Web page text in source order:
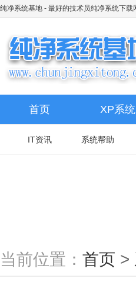
纯净系统基地 - 最好的技术员纯净系统下载
首页 XP系统
IT资讯 系统帮助
当前位置： 首页 >